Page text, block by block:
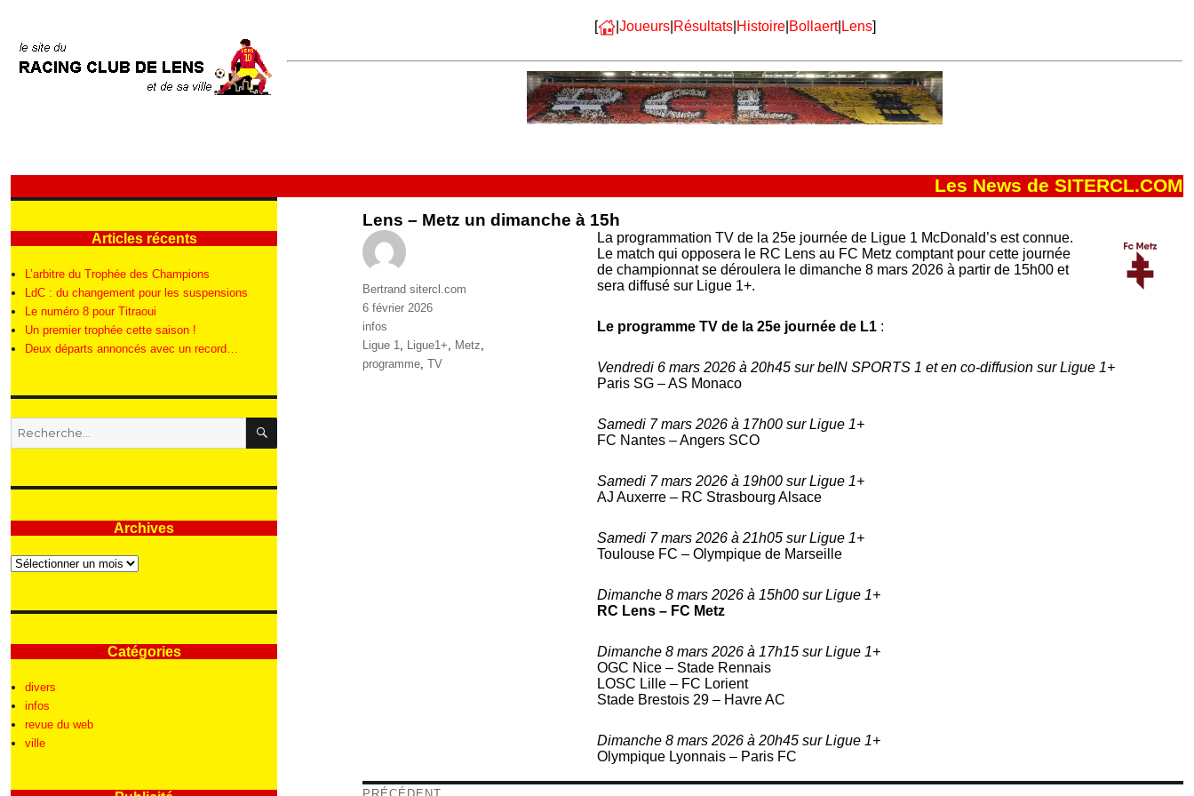
[ | Joueurs| Résultats| Histoire| Bollaert| Lens]
Les News de SITERCL.COM
Lens – Metz un dimanche à 15h
La programmation TV de la 25e journée de Ligue 1 McDonald’s est connue.
Le match qui opposera le RC Lens au FC Metz comptant pour cette journée
de championnat se déroulera le dimanche 8 mars 2026 à partir de 15h00 et
sera diffusé sur Ligue 1+.
Le programme TV de la 25e journée de L1 :
Vendredi 6 mars 2026 à 20h45 sur beIN SPORTS 1 et en co-diffusion sur Ligue 1+
Paris SG – AS Monaco
Samedi 7 mars 2026 à 17h00 sur Ligue 1+
FC Nantes – Angers SCO
Samedi 7 mars 2026 à 19h00 sur Ligue 1+
AJ Auxerre – RC Strasbourg Alsace
Samedi 7 mars 2026 à 21h05 sur Ligue 1+
Toulouse FC – Olympique de Marseille
Dimanche 8 mars 2026 à 15h00 sur Ligue 1+
RC Lens – FC Metz
Dimanche 8 mars 2026 à 17h15 sur Ligue 1+
OGC Nice – Stade Rennais
LOSC Lille – FC Lorient
Stade Brestois 29 – Havre AC
Dimanche 8 mars 2026 à 20h45 sur Ligue 1+
Olympique Lyonnais – Paris FC
Auteur
Bertrand sitercl.com
Publié
le
6 février 2026
Catégories
infos
Étiquettes
Ligue 1, Ligue1+, Metz,
programme, TV
Articles récents
L’arbitre du Trophée des Champions
LdC : du changement pour les suspensions
Le numéro 8 pour Titraoui
Un premier trophée cette saison !
Deux départs annoncés avec un record…
Recherche
pour
RECHERCHE
Archives
Archives
Catégories
divers
infos
revue du web
ville